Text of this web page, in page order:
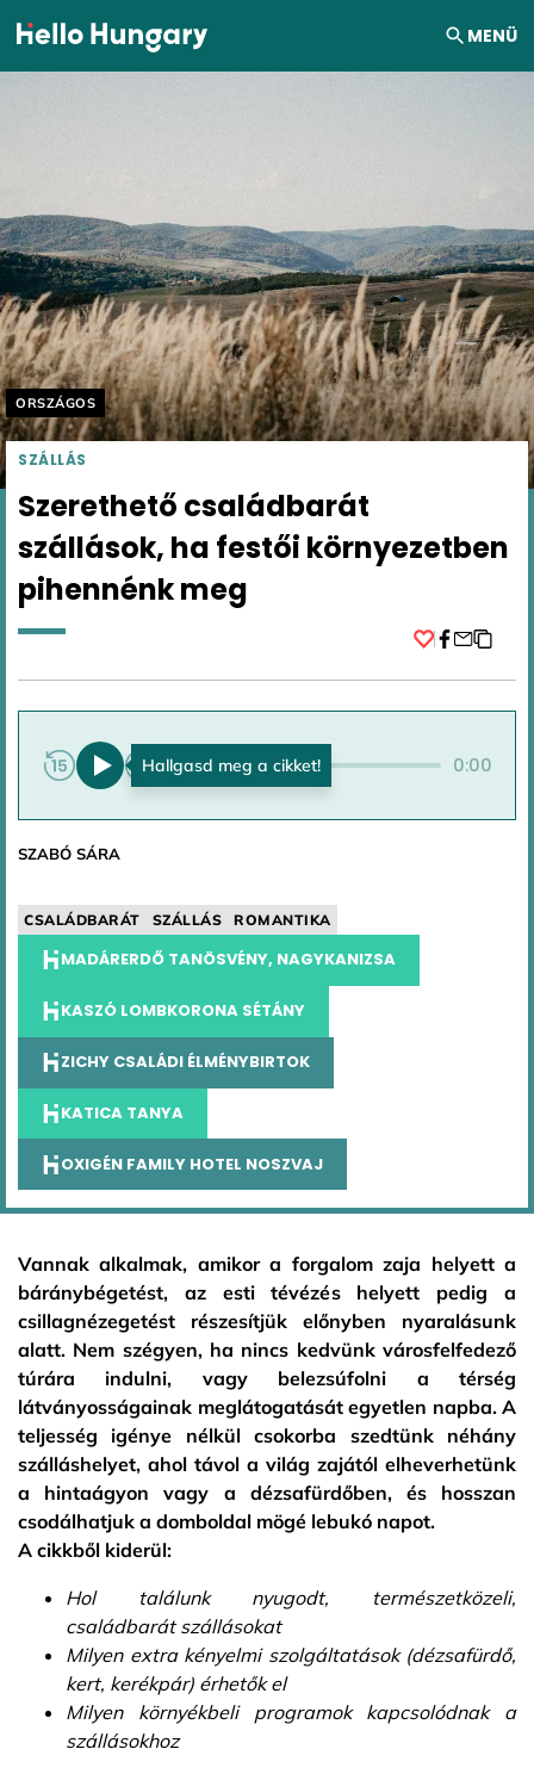
Ugrás a tartalomhoz MENÜ
Helyszín címkék:
ORSZÁGOS
SZÁLLÁS
Szerethető családbarát
szállások, ha festői környezetben
pihennénk meg
0:00 0:00
SZABÓ SÁRA
CSALÁDBARÁT SZÁLLÁS ROMANTIKA
MADÁRERDŐ TANÖSVÉNY, NAGYKANIZSA
KASZÓ LOMBKORONA SÉTÁNY
ZICHY CSALÁDI ÉLMÉNYBIRTOK
KATICA TANYA
OXIGÉN FAMILY HOTEL NOSZVAJ
Vannak alkalmak, amikor a forgalom zaja helyett a
báránybégetést, az esti tévézés helyett pedig a
csillagnézegetést részesítjük előnyben nyaralásunk
alatt. Nem szégyen, ha nincs kedvünk városfelfedező
túrára indulni, vagy belezsúfolni a térség
látványosságainak meglátogatását egyetlen napba. A
teljesség igénye nélkül csokorba szedtünk néhány
szálláshelyet, ahol távol a világ zajától elheverhetünk
a hintaágyon vagy a dézsafürdőben, és hosszan
csodálhatjuk a domboldal mögé lebukó napot.
A cikkből kiderül:
Hol találunk nyugodt, természetközeli,
családbarát szállásokat
Milyen extra kényelmi szolgáltatások (dézsafürdő,
kert, kerékpár) érhetők el
Milyen környékbeli programok kapcsolódnak a
szállásokhoz